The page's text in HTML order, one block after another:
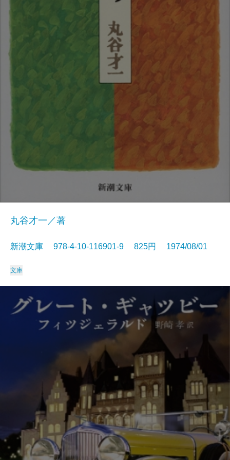
丸谷才一／著
新潮文庫 978-4-10-116901-9 825円 1974/08/01
文庫